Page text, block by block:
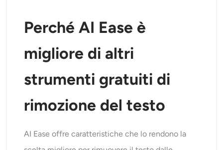
Perché AI Ease è
migliore di altri
strumenti gratuiti di
rimozione del testo
AI Ease offre caratteristiche che lo rendono la